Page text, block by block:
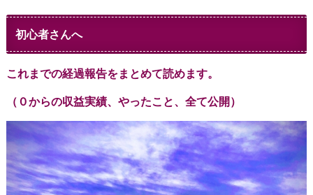
初心者さんへ
これまでの経過報告をまとめて読めます。
（０からの収益実績、やったこと、全て公開）